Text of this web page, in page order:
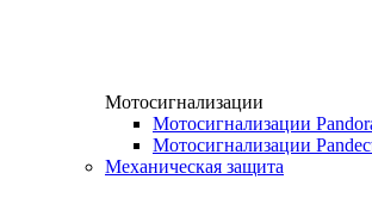
Мотосигнализации
Мотосигнализации
Мотосигнализации
Механическая защита